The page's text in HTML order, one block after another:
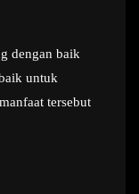
dengan baik
untuk
tersebut